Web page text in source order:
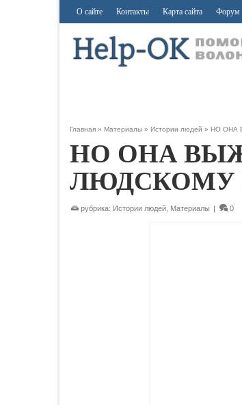
О сайте Контакты Карта сайта Форум
Главная » Материалы » Истории людей » НО ОНА
НО ОНА
ЛЮДСКОМУ
рубрика: Истории людей Материалы | 0